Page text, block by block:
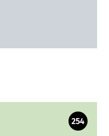
254